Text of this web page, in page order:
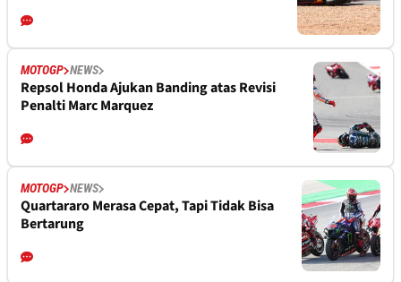
MOTOGP NEWS
Repsol Honda Ajukan Banding atas Revisi
Penalti Marc Marquez
MOTOGP NEWS
Quartararo Merasa Cepat, Tapi Tidak Bisa
Bertarung